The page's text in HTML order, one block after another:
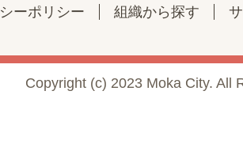
ーポリシー 組織から探す
Copyright (c) 2023 Moka City. All